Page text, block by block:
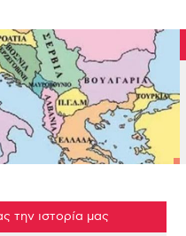
την ιστορία μας